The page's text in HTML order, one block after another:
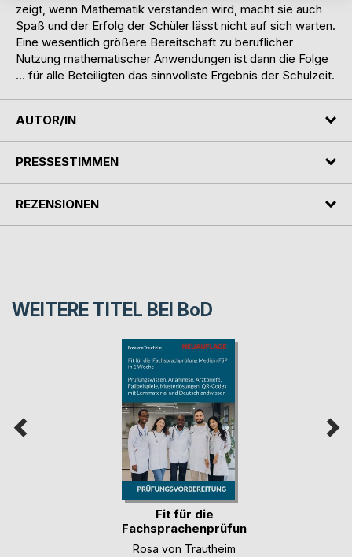
zeigt, wenn Mathematik verstanden wird, macht sie auch
Spaß und der Erfolg der Schüler lässt nicht auf sich warten.
Eine wesentlich größere Bereitschaft zu beruflicher
Nutzung mathematischer Anwendungen ist dann die Folge
… für alle Beteiligten das sinnvollste Ergebnis der Schulzeit.
AUTOR/IN
PRESSESTIMMEN
REZENSIONEN
WEITERE TITEL BEI BoD
Fit für die
Fachsprachenprüfung
Me(...)
Rosa von Trautheim